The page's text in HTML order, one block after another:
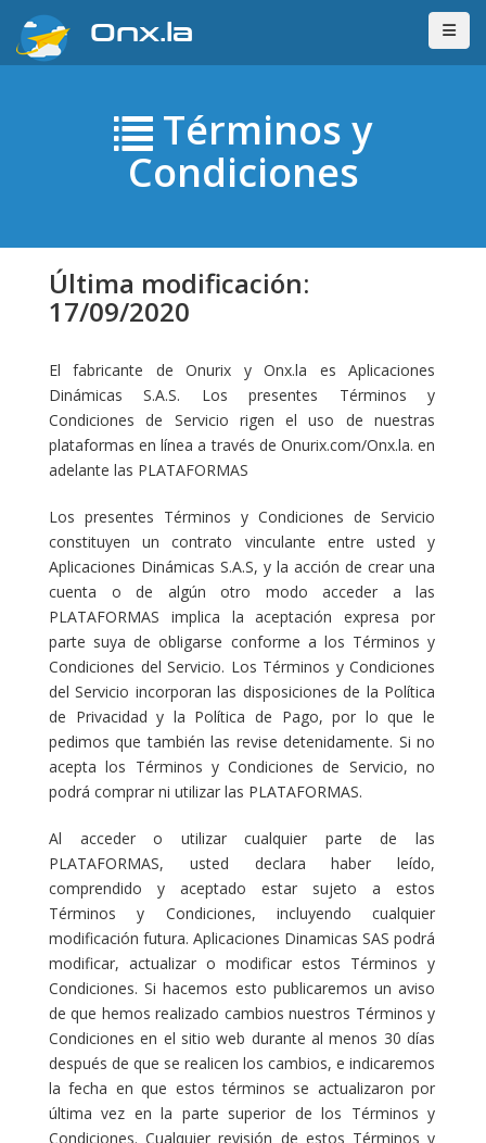
Onx.la
Términos y
Condiciones
Última modificación:
17/09/2020
El fabricante de Onurix y Onx.la es Aplicaciones
Dinámicas S.A.S. Los presentes Términos y
Condiciones de Servicio rigen el uso de nuestras
plataformas en línea a través de Onurix.com/Onx.la. en
adelante las PLATAFORMAS
Los presentes Términos y Condiciones de Servicio
constituyen un contrato vinculante entre usted y
Aplicaciones Dinámicas S.A.S, y la acción de crear una
cuenta o de algún otro modo acceder a las
PLATAFORMAS implica la aceptación expresa por
parte suya de obligarse conforme a los Términos y
Condiciones del Servicio. Los Términos y Condiciones
del Servicio incorporan las disposiciones de la Política
de Privacidad y la Política de Pago, por lo que le
pedimos que también las revise detenidamente. Si no
acepta los Términos y Condiciones de Servicio, no
podrá comprar ni utilizar las PLATAFORMAS.
Al acceder o utilizar cualquier parte de las
PLATAFORMAS, usted declara haber leído,
comprendido y aceptado estar sujeto a estos
Términos y Condiciones, incluyendo cualquier
modificación futura. Aplicaciones Dinamicas SAS podrá
modificar, actualizar o modificar estos Términos y
Condiciones. Si hacemos esto publicaremos un aviso
de que hemos realizado cambios nuestros Términos y
Condiciones en el sitio web durante al menos 30 días
después de que se realicen los cambios, e indicaremos
la fecha en que estos términos se actualizaron por
última vez en la parte superior de los Términos y
Condiciones. Cualquier revisión de estos Términos y